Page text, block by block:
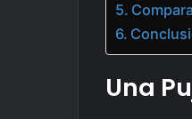
Una